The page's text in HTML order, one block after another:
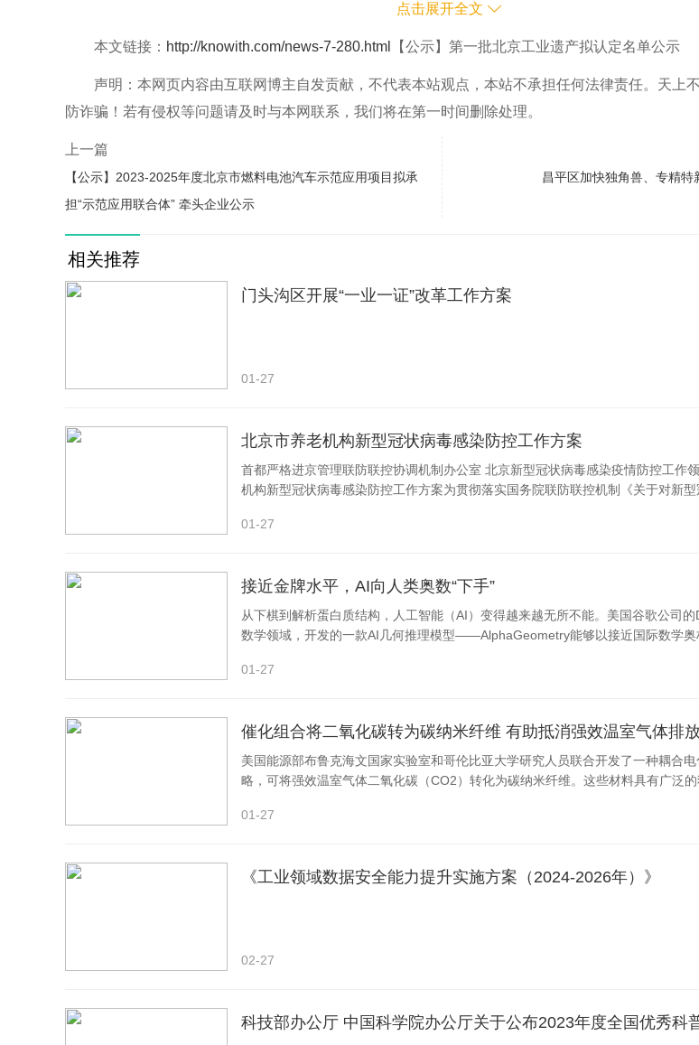
点击展开全文
本文链接： http://knowith.com/news-7-280.html 【公示】第一批北京工业遗产拟认定名单公示
声明：本网页内容由互联网博主自发贡献，不代表本站观点，本站不承担任何法律责任。天上
防诈骗！若有侵权等问题请及时与本网联系，我们将在第一时间删除处理。
上一篇
【公示】2023-2025年度北京市燃料电池汽车示范应用项目拟承
担“示范应用联合体” 牵头企业公示
昌平区加快独角兽、专精
相关推荐
门头沟区开展“一业一证”改革工作方案
01-27
北京市养老机构新型冠状病毒感染防控工作方案
首都严格进京管理联防联控协调机制办公室 北京新型冠状病毒感染疫情防控工作
机构新型冠状病毒感染防控工作方案为贯彻落实国务院联防联控机制《关于对新型
01-27
接近金牌水平，AI向人类奥数“下手”
从下棋到解析蛋白质结构，人工智能（AI）变得越来越无所不能。美国谷歌公司
数学领域，开发的一款AI几何推理模型——AlphaGeometry能够以接近国际数学奥
01-27
催化组合将二氧化碳转为碳纳米纤维 有助抵消强效温室气体排放
美国能源部布鲁克海文国家实验室和哥伦比亚大学研究人员联合开发了一种耦合
略，可将强效温室气体二氧化碳（CO2）转化为碳纳米纤维。这些材料具有广泛
01-27
《工业领域数据安全能力提升实施方案（2024-2026年）》
02-27